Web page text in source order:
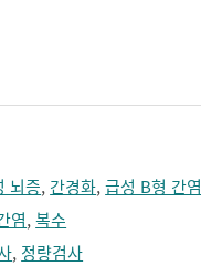
뇌증, 간경화,급성 B형 간염
염,복수
, 정량검사